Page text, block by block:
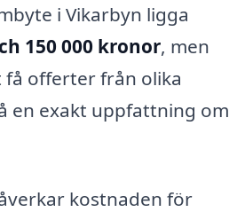
i Vikarbyn ligga
150 000 kronor, men
offerter från olika
en exakt uppfattning om
kostnaden för